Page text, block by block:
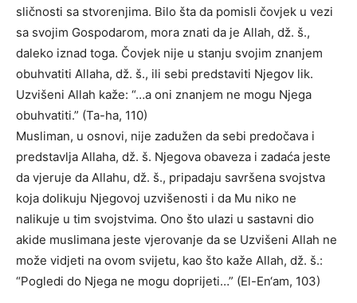
sličnosti sa stvorenjima. Bilo šta da pomisli čovjek u vezi
sa svojim Gospodarom, mora znati da je Allah, dž. š.,
daleko iznad toga. Čovjek nije u stanju svojim znanjem
obuhvatiti Allaha, dž. š., ili sebi predstaviti Njegov lik.
Uzvišeni Allah kaže: “…a oni znanjem ne mogu Njega
obuhvatiti.” (Ta-ha, 110)
Musliman, u osnovi, nije zadužen da sebi predočava i
predstavlja Allaha, dž. š. Njegova obaveza i zadaća jeste
da vjeruje da Allahu, dž. š., pripadaju savršena svojstva
koja dolikuju Njegovoj uzvišenosti i da Mu niko ne
nalikuje u tim svojstvima. Ono što ulazi u sastavni dio
akide muslimana jeste vjerovanje da se Uzvišeni Allah ne
može vidjeti na ovom svijetu, kao što kaže Allah, dž. š.:
“Pogledi do Njega ne mogu doprijeti…” (El-En‘am, 103)